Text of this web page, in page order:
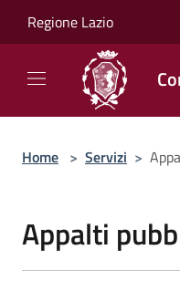
Regione Lazio
Home > Servizi >
Appalti